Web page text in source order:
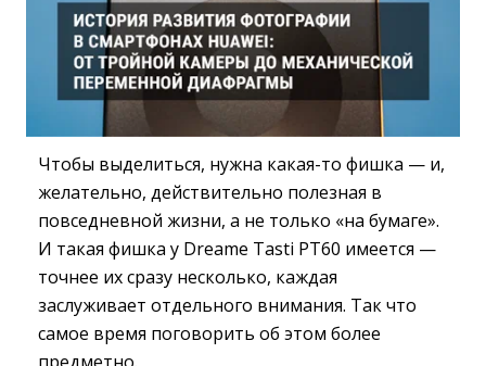
Чтобы выделиться, нужна какая-то фишка — и,
желательно, действительно полезная в
повседневной жизни, а не только «на бумаге».
И такая фишка у Dreame Tasti PT60 имеется —
точнее их сразу несколько, каждая
заслуживает отдельного внимания. Так что
самое время поговорить об этом более